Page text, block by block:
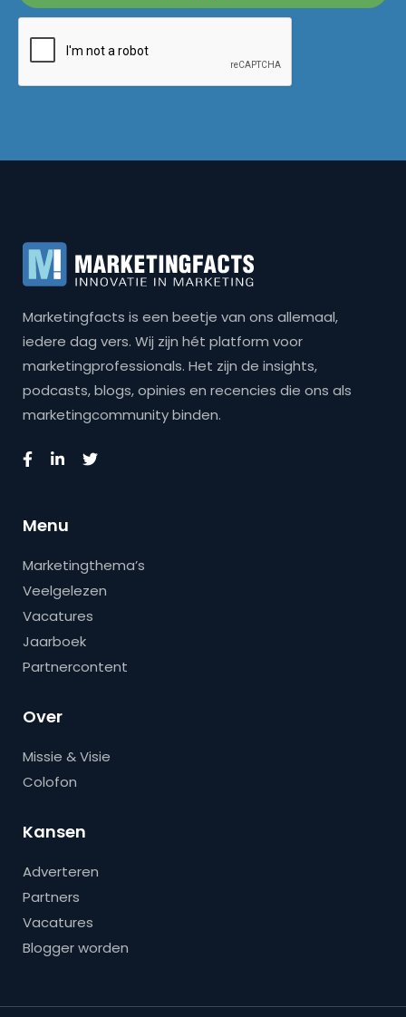
Marketingfacts is een beetje van ons allemaal,
iedere dag vers. Wij zijn hét platform voor
marketingprofessionals. Het zijn de insights,
podcasts, blogs, opinies en recencies die ons als
marketingcommunity binden.
Menu
Marketingthema’s
Veelgelezen
Vacatures
Jaarboek
Partnercontent
Over
Missie & Visie
Colofon
Kansen
Adverteren
Partners
Vacatures
Blogger worden